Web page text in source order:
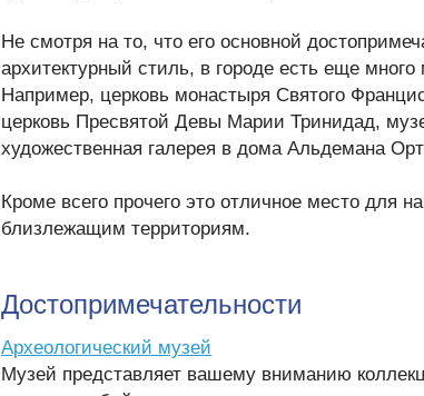
Не смотря на то, что его основной
архитектурный стиль, в городе есть еще
Например, церковь монастыря Святого
церковь Пресвятой Девы Марии Тринидад,
художественная галерея в дома Альдемана
Кроме всего прочего это отличное место для
близлежащим территориям.
Достопримечательности
Археологический музей
Музей представляет вашему вниманию